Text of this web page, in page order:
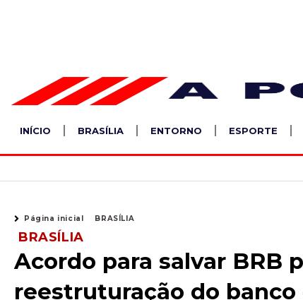
INÍCIO BRASÍLIA ENTORNO ESPORTE
Página inicial BRASÍLIA
BRASÍLIA
Acordo para salvar BRB
reestruturação do banco